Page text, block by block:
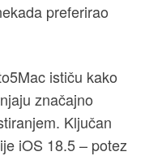
preferirao
ističu kako
značajno
Ključan
iOS 18.5 – potez